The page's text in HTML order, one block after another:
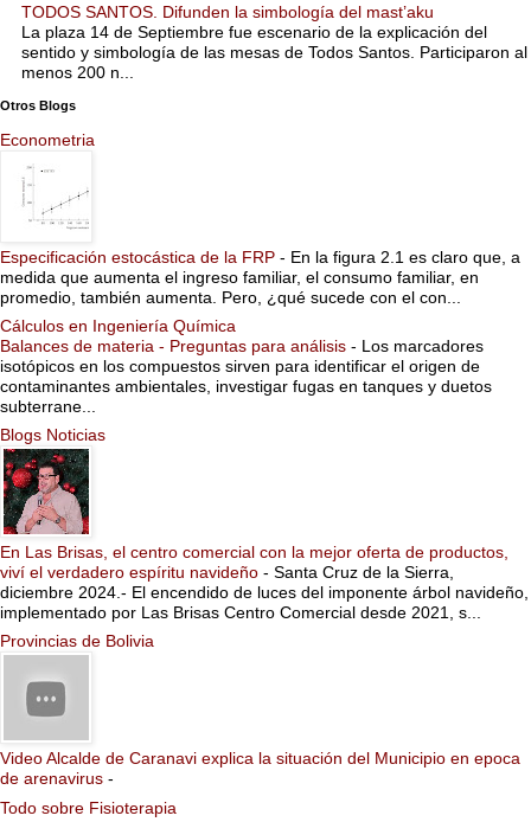
TODOS SANTOS. Difunden la simbología del mast’aku
La plaza 14 de Septiembre fue escenario de la explicación del
sentido y simbología de las mesas de Todos Santos. Participaron al
menos 200 n...
Otros Blogs
Econometria
Especificación estocástica de la FRP - En la figura 2.1 es claro que, a
medida que aumenta el ingreso familiar, el consumo familiar, en
promedio, también aumenta. Pero, ¿qué sucede con el con...
Cálculos en Ingeniería Química
Balances de materia - Preguntas para análisis - Los marcadores
isotópicos en los compuestos sirven para identificar el origen de
contaminantes ambientales, investigar fugas en tanques y duetos
subterrane...
Blogs Noticias
En Las Brisas, el centro comercial con la mejor oferta de productos,
viví el verdadero espíritu navideño - Santa Cruz de la Sierra,
diciembre 2024.- El encendido de luces del imponente árbol navideño,
implementado por Las Brisas Centro Comercial desde 2021, s...
Provincias de Bolivia
Video Alcalde de Caranavi explica la situación del Municipio en epoca
de arenavirus -
Todo sobre Fisioterapia